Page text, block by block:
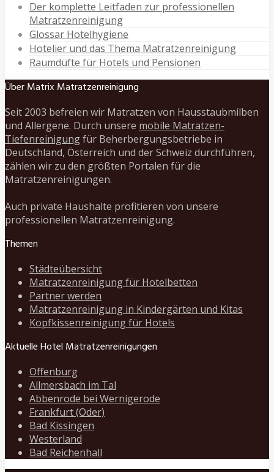
Der komplette Leitfaden zur professionellen
Matratzenreinigung
Glossar Hotelhygiene
Hotelier und das Thema Matratzenreinigung
Raumdüfte für Hotels und Pensionen
Über Matrix Matratzenreinigung
Seit 2003 befreien wir Matratzen von Hausstaubmilben
und Allergene. Durch unsere mobile Matratzen-
Tiefenreinigungfür Beherbergungsbetriebe in
Deutschland, Österreich und der Schweiz durchführen,
zählen wir zu den größten Portalen für die
Matratzenreinigungen.
Auch private Haushalte profitieren von unsere
professionellen Matratzenreinigung.
Themen
Städteübersicht
Matratzenreinigung für Hotelbetten
Partner werden
Matratzenreinigung in Kindergärten und Kitas
Kopfkissenreinigung für Hotels
Aktuelle Hotel Matratzenreinigungen
Offenburg
Allmersbach im Tal
Abbenrode bei Wernigerode
Frankfurt (Oder)
Bad Kissingen
Westerland
Bad Reichenhall